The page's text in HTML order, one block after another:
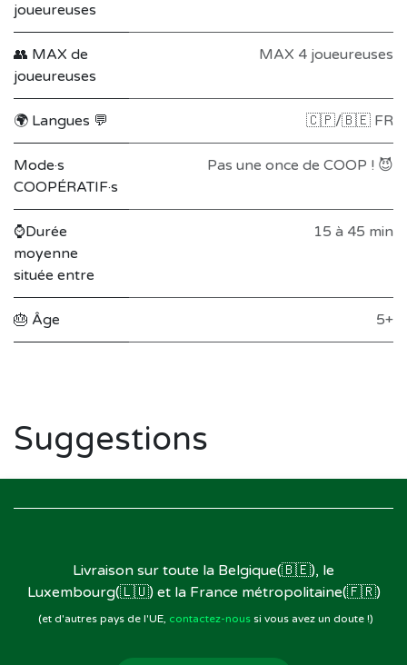
joueureuses
👥 MAX de
joueureuses
MAX 4 joueureuses
🌍 Langues 💬 🇨🇵/🇧🇪 FR
Mode·s
COOPÉRATIF·s
Pas une once de COOP ! 😈
⌚Durée
moyenne
située entre
15 à 45 min
🎂 Âge 5+
Suggestions
Livraison sur toute la Belgique(🇧🇪), le
Luxembourg(🇱🇺) et la France métropolitaine(🇫🇷)
(et d'autres pays de l'UE, contactez-noussi vous avez un doute !)